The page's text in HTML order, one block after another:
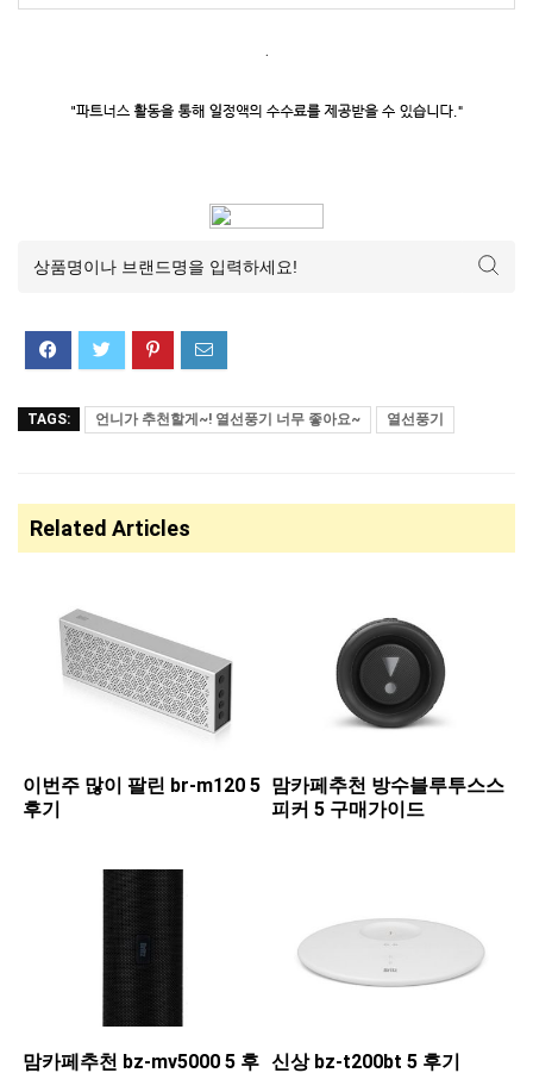
.
TAGS: 언니가 추천할게~! 열선풍기 너무 좋아요~ 열선풍기
Related Articles
이번주 많이 팔린 ​br-m120 5
후기
맘카페추천 ​방수블루투스스
피커 5 구매가이드
맘카페추천 ​bz-mv5000 5 후 신상 ​bz-t200bt 5 후기